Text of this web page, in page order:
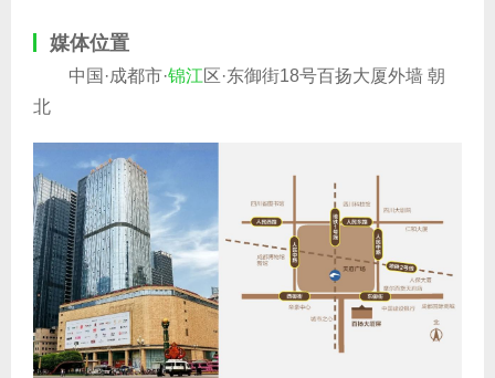
媒体位置
中国·成都市·锦江区·东御街18号百扬大厦外墙 朝
北